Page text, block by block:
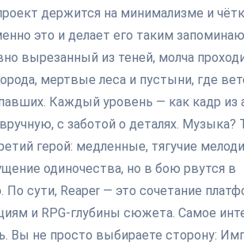
держится на минимализме и
это и делает его таким
вырезанный из теней, молча
мертвые леса и пустыни, где
Каждый уровень — как кадр из
с заботой о деталях. Музыка?
герой: медленные, тягучие
одиночества, но в бою рвутся в
По сути, Reaper — это сочетание
и RPG-глубины сюжета. Самое
Вы не просто выбираете сторону: